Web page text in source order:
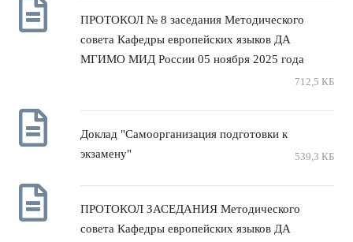
ПРОТОКОЛ № 8 заседания Методического
совета Кафедры европейских языков ДА
МГИМО МИД России 05 ноября 2025 года
712,5 КБ
Доклад "Самоорганизация подготовки к
экзамену"
539,3 КБ
ПРОТОКОЛ ЗАСЕДАНИЯ Методического
совета Кафедры европейских языков ДА